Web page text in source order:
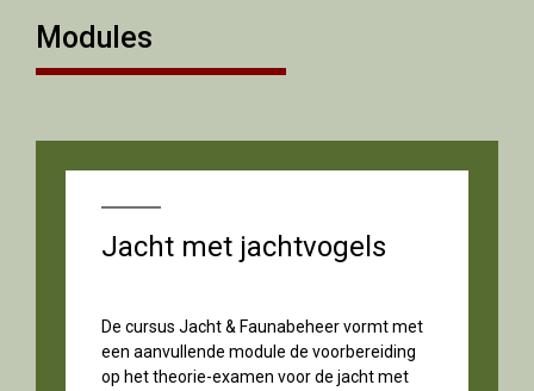
Modules
Jacht met jachtvogels
De cursus Jacht & Faunabeheer vormt met
een aanvullende module de voorbereiding
op het theorie-examen voor de jacht met